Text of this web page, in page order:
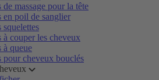
de massage pour la tête
en poil de sanglier
squelettes
à couper les cheveux
à queue
pour cheveux bouclés